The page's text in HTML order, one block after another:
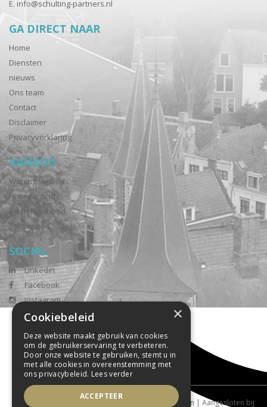
E. info@schulting-partners.nl
GA DIRECT NAAR
Home
Diensten
nieuws
Ons team
Contact
Disclaimer
Privacyverklaring
AANBOD
Woningaanbod
Huuraanbod
Bedrijfsaanbod
Stil aanbod
SOCIAL
Linkedin
Facebook
Instagram
Powered by Goes & Roos Alle rechten voorbehouden | Aangesloten bij
×
Cookiebeleid
Deze website maakt gebruik van cookies
om de gebruikerservaring te verbeteren.
Door onze website te gebruiken, stemt u in
met alle cookies in overeenstemming met
ons privacybeleid. Lees verder
ACCEPTEER